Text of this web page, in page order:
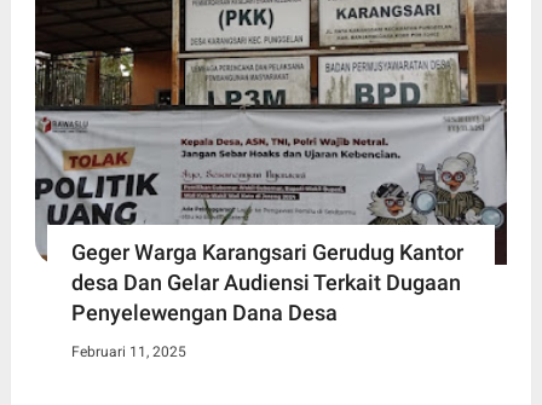
Geger Warga Karangsari Gerudug Kantor
desa Dan Gelar Audiensi Terkait Dugaan
Penyelewengan Dana Desa
Februari 11, 2025